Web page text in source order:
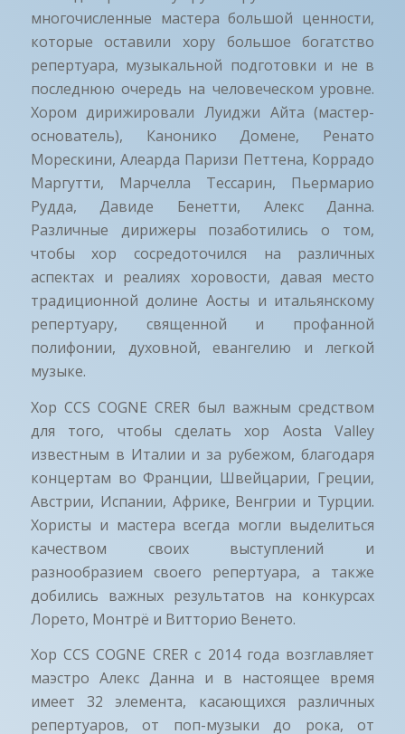
многочисленные мастера большой ценности,
которые оставили хору большое богатство
репертуара, музыкальной подготовки и не в
последнюю очередь на человеческом уровне.
Хором дирижировали Луиджи Айта (мастер-
основатель), Канонико Домене, Ренато
Морескини, Алеарда Паризи Петтена, Коррадо
Маргутти, Марчелла Тессарин, Пьермарио
Рудда, Давиде Бенетти, Алекс Данна.
Различные дирижеры позаботились о том,
чтобы хор сосредоточился на различных
аспектах и реалиях хоровости, давая место
традиционной долине Аосты и итальянскому
репертуару, священной и профанной
полифонии, духовной, евангелию и легкой
музыке.
Хор CCS COGNE CRER был важным средством
для того, чтобы сделать хор Aosta Valley
известным в Италии и за рубежом, благодаря
концертам во Франции, Швейцарии, Греции,
Австрии, Испании, Африке, Венгрии и Турции.
Хористы и мастера всегда могли выделиться
качеством своих выступлений и
разнообразием своего репертуара, а также
добились важных результатов на конкурсах
Лорето, Монтрё и Витторио Венето.
Хор CCS COGNE CRER с 2014 года возглавляет
маэстро Алекс Данна и в настоящее время
имеет 32 элемента, касающихся различных
репертуаров, от поп-музыки до рока, от